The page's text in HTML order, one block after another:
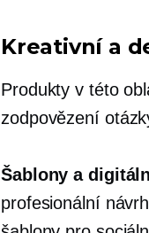
Kreativní a
Produkty v této
zodpovězení
Šablony a
profesionální